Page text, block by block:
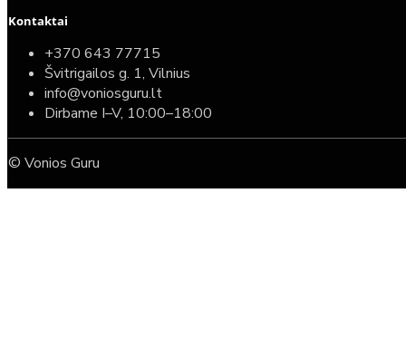
Kontaktai
+370 643 77715
Švitrigailos g. 1, Vilnius
info@voniosguru.lt
Dirbame I–V, 10:00–18:00
© Vonios Guru